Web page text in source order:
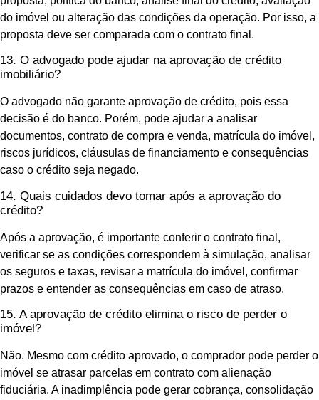
do imóvel ou alteração das condições da operação. Por isso, a
proposta deve ser comparada com o contrato final.
13. O advogado pode ajudar na aprovação de crédito
imobiliário?
O advogado não garante aprovação de crédito, pois essa
decisão é do banco. Porém, pode ajudar a analisar
documentos, contrato de compra e venda, matrícula do imóvel,
riscos jurídicos, cláusulas de financiamento e consequências
caso o crédito seja negado.
14. Quais cuidados devo tomar após a aprovação do
crédito?
Após a aprovação, é importante conferir o contrato final,
verificar se as condições correspondem à simulação, analisar
os seguros e taxas, revisar a matrícula do imóvel, confirmar
prazos e entender as consequências em caso de atraso.
15. A aprovação de crédito elimina o risco de perder o
imóvel?
Não. Mesmo com crédito aprovado, o comprador pode perder o
imóvel se atrasar parcelas em contrato com alienação
fiduciária. A inadimplência pode gerar cobrança, consolidação